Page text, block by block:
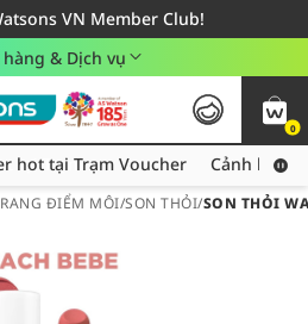
VN Member Club!
cho đơn hàng từ 249,000Đ
Áp dụng khu vực TP. Hồ Chí Minh
& Dịch vụ
0
Thu thập thêm voucher hot tại Trạm Voucher
hot tại Trạm Voucher Cảnh báo
ĐIỂM MÔI/SON THỎI/SON THỎI